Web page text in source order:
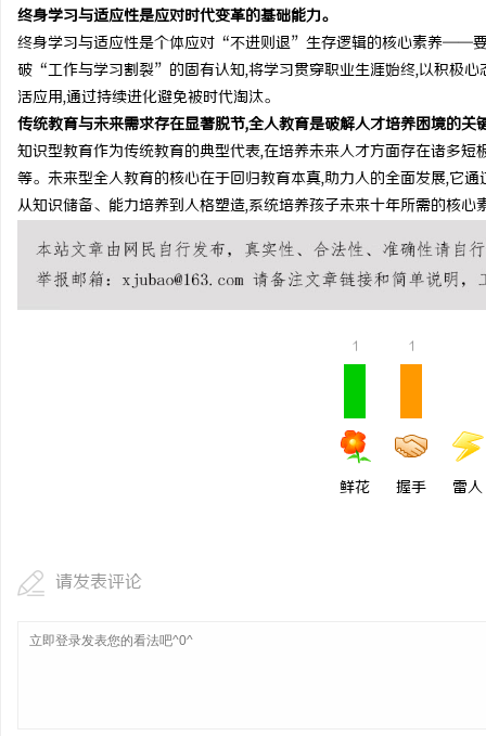
终身学习与适应性是应对时代变革的基础能力。
终身学习与适应性是个体应对“不进则退”生存逻辑的核心素养——
破“工作与学习割裂”的固有认知,将学习贯穿职业生涯始终,以积极
活应用,通过持续进化避免被时代淘汰。
传统教育与未来需求存在显著脱节,全人教育是破解人才培养困境的关
知识型教育作为传统教育的典型代表,在培养未来人才方面存在诸多
等。未来型全人教育的核心在于回归教育本真,助力人的全面发展,它
从知识储备、能力培养到人格塑造,系统培养孩子未来十年所需的核心
1
鲜花
1
握手 雷人
请发表评论